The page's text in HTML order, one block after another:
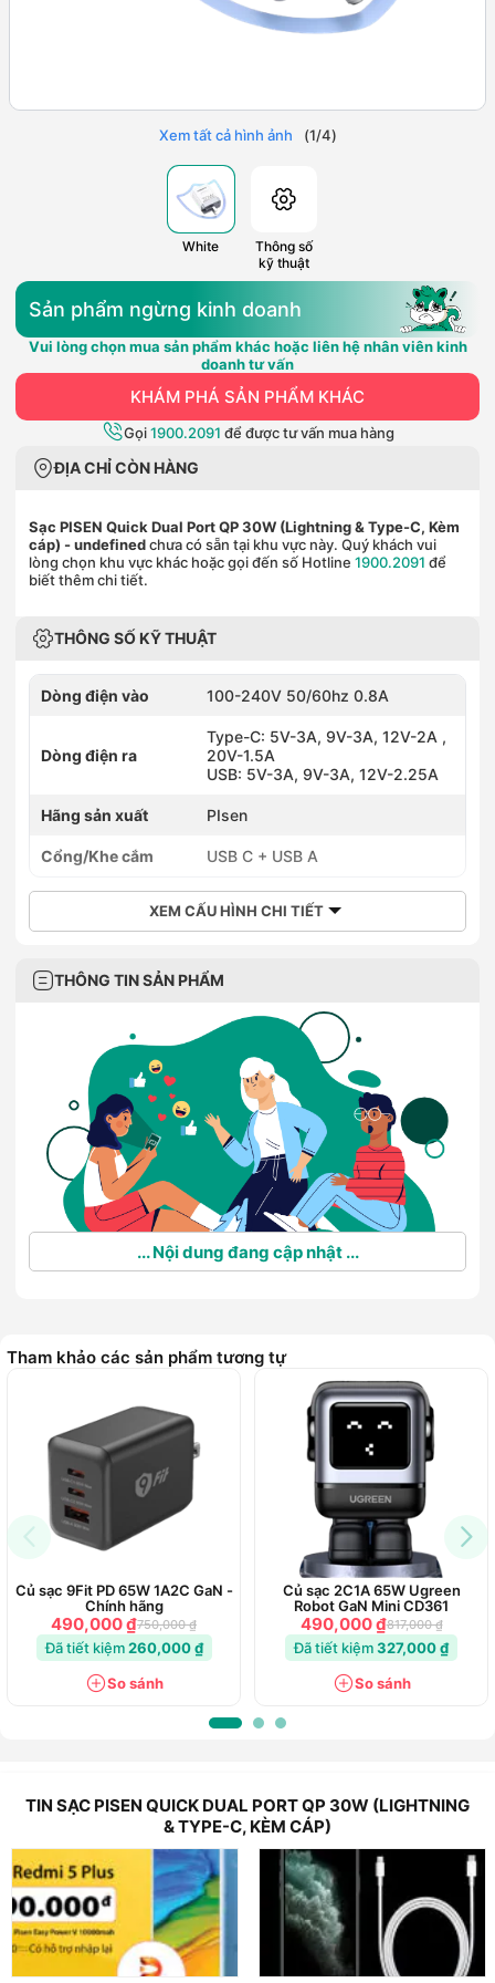
Xem tất cả hình ảnh (1/4)
White
Thông số
kỹ thuật
Sản phẩm ngừng kinh doanh
Vui lòng chọn mua sản phẩm khác hoặc liên hệ nhân viên kinh
doanh tư vấn
KHÁM PHÁ SẢN PHẨM KHÁC
Gọi1900.2091 để được tư vấn mua hàng
ĐỊA CHỈ CÒN HÀNG
Sạc PISEN Quick Dual Port QP 30W (Lightning & Type-C, Kèm
cáp) - undefinedchưa có sẵn tại khu vực này. Quý khách vui
lòng chọn khu vực khác hoặc gọi đến số Hotline 1900.2091 để
biết thêm chi tiết.
THÔNG SỐ KỸ THUẬT
Dòng điện vào 100-240V 50/60hz 0.8A
Dòng điện ra
Type-C: 5V-3A, 9V-3A, 12V-2A ,
20V-1.5A
USB: 5V-3A, 9V-3A, 12V-2.25A
Hãng sản xuất PIsen
Cổng/Khe cắm USB C + USB A
XEM CẤU HÌNH CHI TIẾT
THÔNG TIN SẢN PHẨM
... Nội dung đang cập nhật ...
Tham khảo các sản phẩm tương tự
Củ sạc 9Fit PD 65W 1A2C GaN -
Chính hãng
490,000 ₫750,000 ₫
Đã tiết kiệm260,000 ₫
So sánh
Củ sạc 2C1A 65W Ugreen
Robot GaN Mini CD361
490,000 ₫817,000 ₫
Đã tiết kiệm327,000 ₫
So sánh
TIN SẠC PISEN QUICK DUAL PORT QP 30W (LIGHTNING
& TYPE-C, KÈM CÁP)